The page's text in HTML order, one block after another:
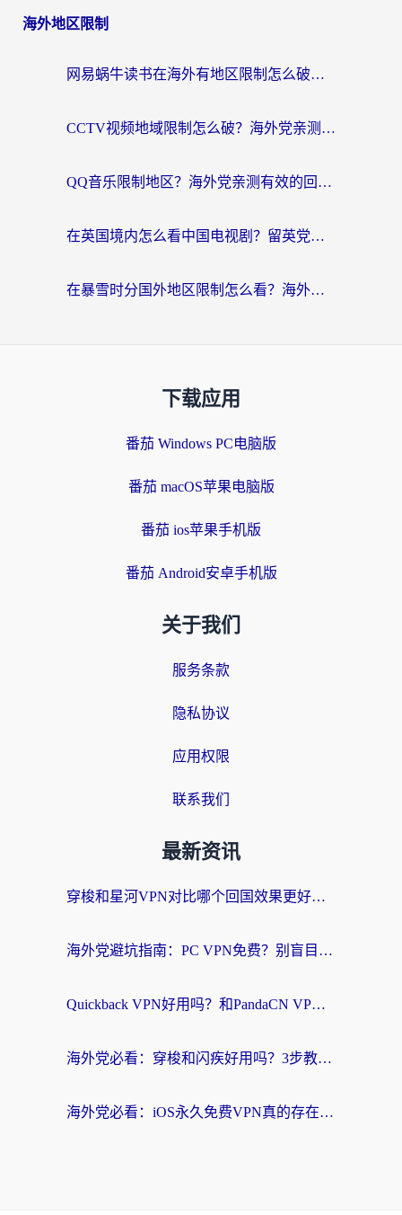
海外地区限制
网易蜗牛读书在海外有地区限制怎么破解？3个实用方案帮你畅读无阻（附缅甸美国使用技巧）
CCTV视频地域限制怎么破？海外党亲测有效的回国加速解决方案
QQ音乐限制地区？海外党亲测有效的回国加速器选择指南（附听书音乐全攻略）
在英国境内怎么看中国电视剧？留英党亲测有效的追剧自由指南
在暴雪时分国外地区限制怎么看？海外党亲测有效的回国加速指南
下载应用
番茄 Windows PC电脑版
番茄 macOS苹果电脑版
番茄 ios苹果手机版
番茄 Android安卓手机版
关于我们
服务条款
隐私协议
应用权限
联系我们
最新资讯
穿梭和星河VPN对比哪个回国效果更好？海外党亲测5款加速器的无缝访问指南
海外党避坑指南：PC VPN免费？别盲目！教你选对回国加速器无缝刷国内资源
Quickback VPN好用吗？和PandaCN VPN对比哪个回国效果更好？海外党必看的真实体验指南
海外党必看：穿梭和闪疾好用吗？3步教你选对回国加速器，无缝刷剧玩Steam
海外党必看：iOS永久免费VPN真的存在吗？教你选对回国加速器无缝刷国内资源